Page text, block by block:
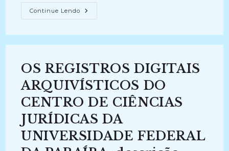
Continue Lendo A
PRESERVAÇÃO
ARQUIVO
DIGITAL
(2005)
OS REGISTROS DIGITAIS
ARQUIVÍSTICOS DO
CENTRO DE CIÊNCIAS
JURÍDICAS DA
UNIVERSIDADE FEDERAL